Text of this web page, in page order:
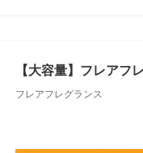
【大容量】フレアフ
フレアフレグランス